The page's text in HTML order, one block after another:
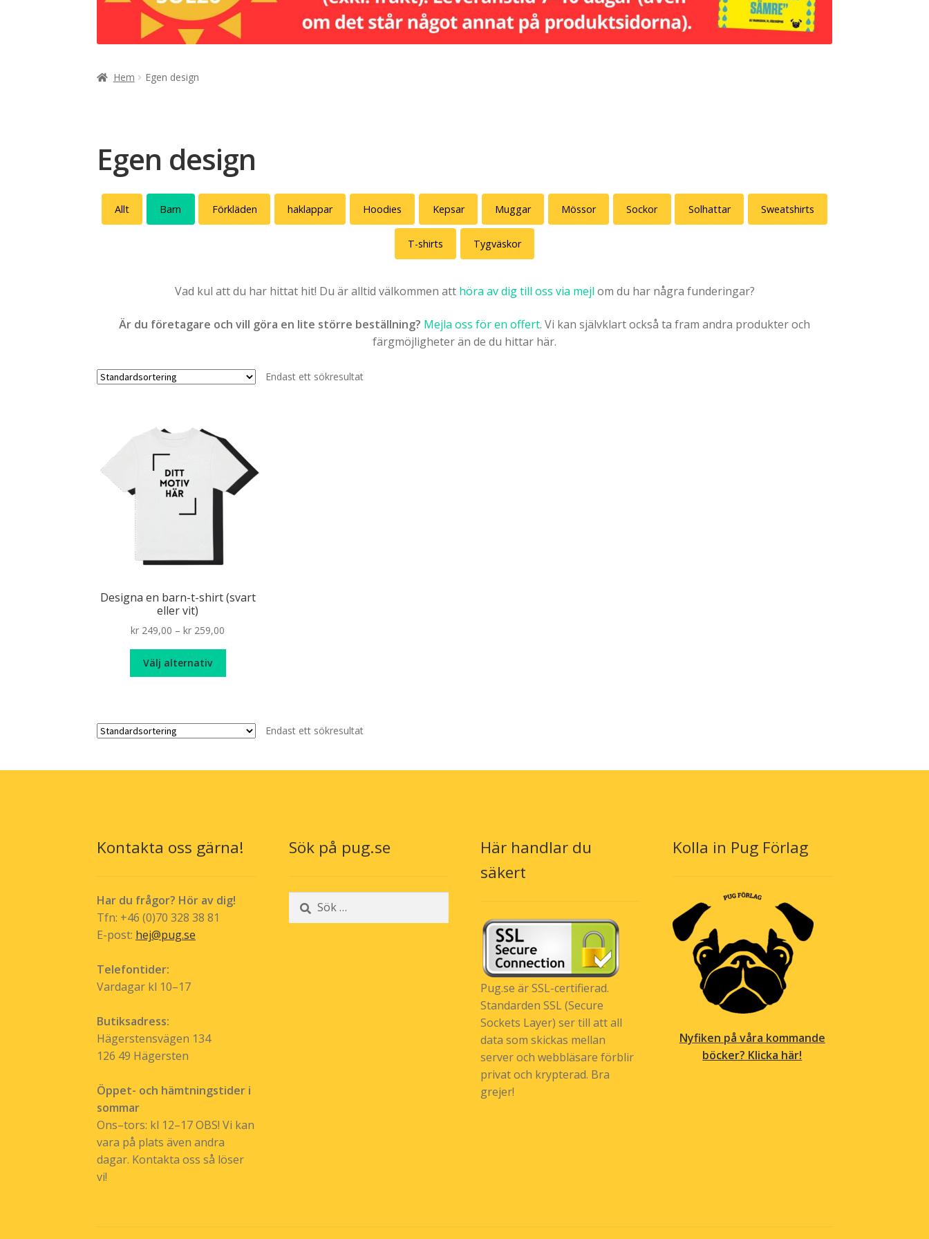
Hem Egen design
Egen design
Allt Barn Förkläden haklappar Hoodies Kepsar Muggar Mössor Sockor Solhattar Sweatshirts
T-shirts Tygväskor
Vad kul att du har hittat hit! Du är alltid välkommen att höra av dig till oss via mejl om du har några funderingar?
Är du företagare och vill göra en lite större beställning? Mejla oss för en offert. Vi kan självklart också ta fram andra produkter och
färgmöjligheter än de du hittar här.
Endast ett sökresultat
Designa en barn-t-shirt (svart
eller vit)
kr 249,00 – kr 259,00
through
Välj alternativ
varianter.Endast ett sökresultat
Kontakta oss gärna!
Har du frågor? Hör av dig!
Tfn: +46 (0)70 328 38 81
E-post: hej@pug.se
Telefontider:
Vardagar kl 10–17
Butiksadress:
Hägerstensvägen 134
126 49 Hägersten
Öppet- och hämtningstider i
sommar
Ons–tors: kl 12–17 OBS! Vi kan
vara på plats även andra
dagar. Kontakta oss så löser
vi!
Sök på pug.se
Sök
efter:
Här handlar du
säkert
Pug.se är SSL-certifierad.
Standarden SSL (Secure
Sockets Layer) ser till att all
data som skickas mellan
server och webbläsare förblir
privat och krypterad. Bra
grejer!
Kolla in Pug Förlag
Nyfiken på våra kommande
böcker? Klicka här!